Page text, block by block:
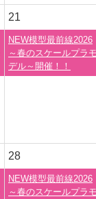
21
NEW模型最前線2026
～春のスケールプラ
デル～開催！！
28
NEW模型最前線2026
～春のスケールプラ